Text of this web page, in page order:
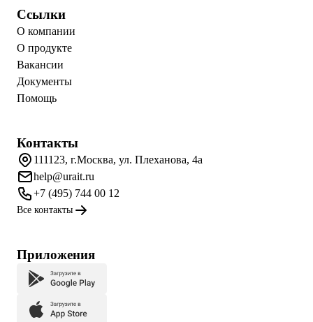
Ссылки
О компании
О продукте
Вакансии
Документы
Помощь
Контакты
111123, г.Москва, ул. Плеханова, 4а
help@urait.ru
+7 (495) 744 00 12
Все контакты
Приложения